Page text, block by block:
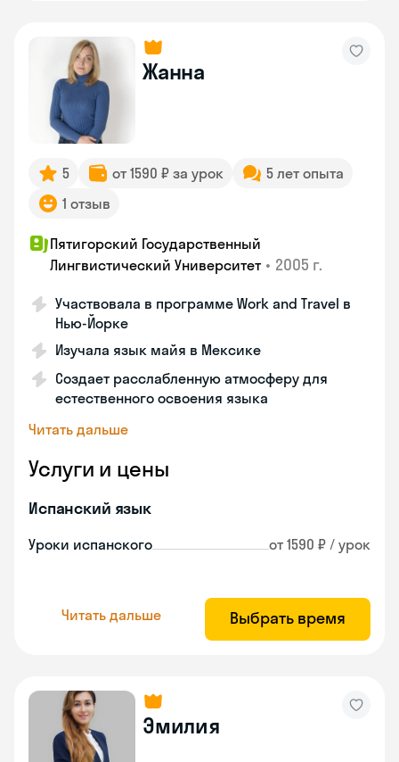
Жанна
5 от 1590 ₽ за урок
5 лет опыта
1 отзыв
Пятигорский Государственный
Лингвистический Университет • 2005 г.
Участвовала в программе Work and Travel в
Нью-Йорке
Изучала язык майя в Мексике
Создает расслабленную атмосферу для
естественного освоения языка
Читать дальше
Услуги и цены
Испанский язык
Уроки испанского от 1590 ₽ / урок
Читать дальше Выбрать время
Эмилия